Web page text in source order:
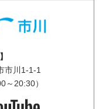
市川1-1-1
20:30）